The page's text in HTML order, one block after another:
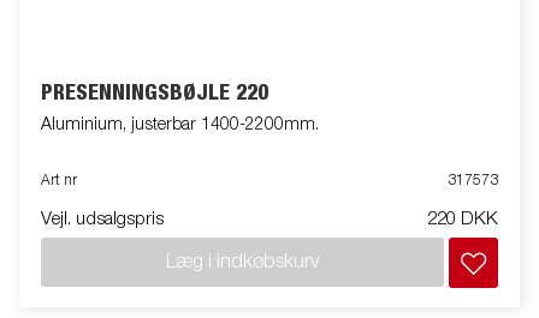
PRESENNINGSBØJLE 220
Aluminium, justerbar 1400-2200mm.
Art nr 317573
Vejl. udsalgspris 220 DKK
Læg i indkøbskurv